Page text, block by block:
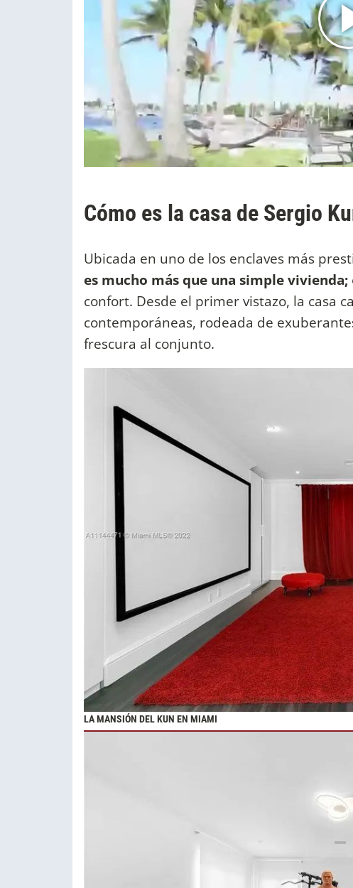
Cómo es la casa de Sergio
Ubicada en uno de los enclaves más
es mucho más que una simple vivienda;
confort. Desde el primer vistazo, la casa
contemporáneas, rodeada de
frescura al conjunto.
LA MANSIÓN DEL KUN EN MIAMI